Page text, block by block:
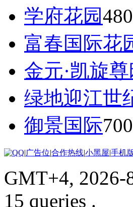
学府花园
富春国际花
金元·凯旋
绿地迎江世
御景国际
|广告位|合作热线|小黑屋|手机
GMT+4, 2026-
15 queries .